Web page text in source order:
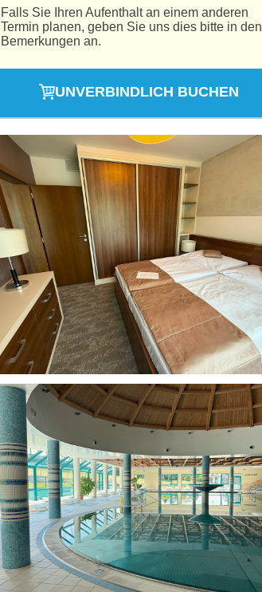
Falls Sie Ihren Aufenthalt an einem anderen
Termin planen, geben Sie uns dies bitte in den
Bemerkungen an.
UNVERBINDLICH BUCHEN